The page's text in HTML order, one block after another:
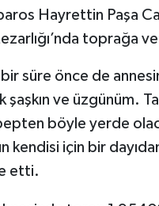
Hayrettin Paşa
toprağa
bir süre önce de
şaşkın ve üzgünüm.
böyle yerde
kendisi için bir
etti.